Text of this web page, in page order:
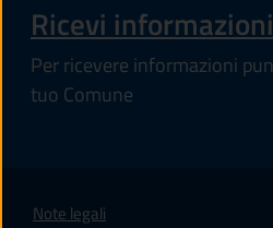
Ricevi
Per ricevere informazioni
tuo Comune
Note legali